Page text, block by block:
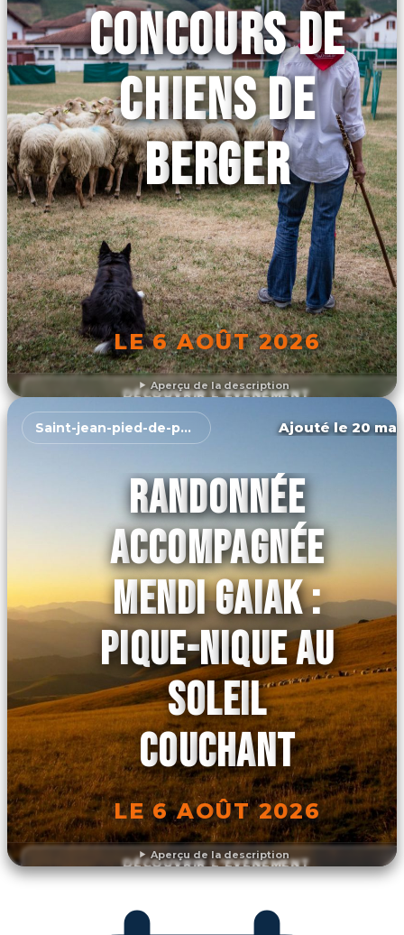
Aperçu de la description
CONCOURS DE
CHIENS DE
BERGER
LE 6 AOÛT 2026
DÉCOUVRIR L'ÉVÉNEMENT
Aperçu de la description
Saint-jean-pied-de-port Ajouté le 20
RANDONNÉE
ACCOMPAGNÉE
MENDI GAIAK :
PIQUE-NIQUE AU
SOLEIL
COUCHANT
LE 6 AOÛT 2026
DÉCOUVRIR L'ÉVÉNEMENT